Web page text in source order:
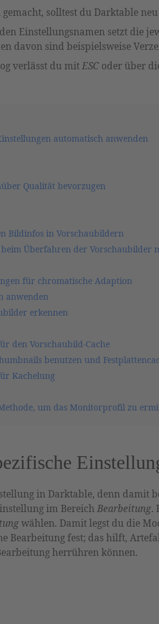
solltest du Darktable
Einstellungsnamen setzt die
davon sind beispielsweise
verlässt du mitESC oder über
automatisch anwenden
Qualität bevorzugen
Bildinfos in Vorschaubildern
Überfahren der Vorschaubilder
für chromatische Adaption
anwenden
erkennen
den Vorschaubild-Cache
benutzen und
Kachelung
um das Monitorprofil zu
in Darktable, denn damit
im Bereich Bearbeitung.
wählen. Damit legst du die
Bearbeitung fest; das hilft,
herrühren können.